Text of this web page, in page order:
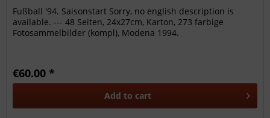
Fußball '94. Saisonstart Sorry, no english description is
available. --- 48 Seiten, 24x27cm, Karton, 273 farbige
Fotosammelbilder (kompl), Modena 1994.
€60.00 *
Add to cart